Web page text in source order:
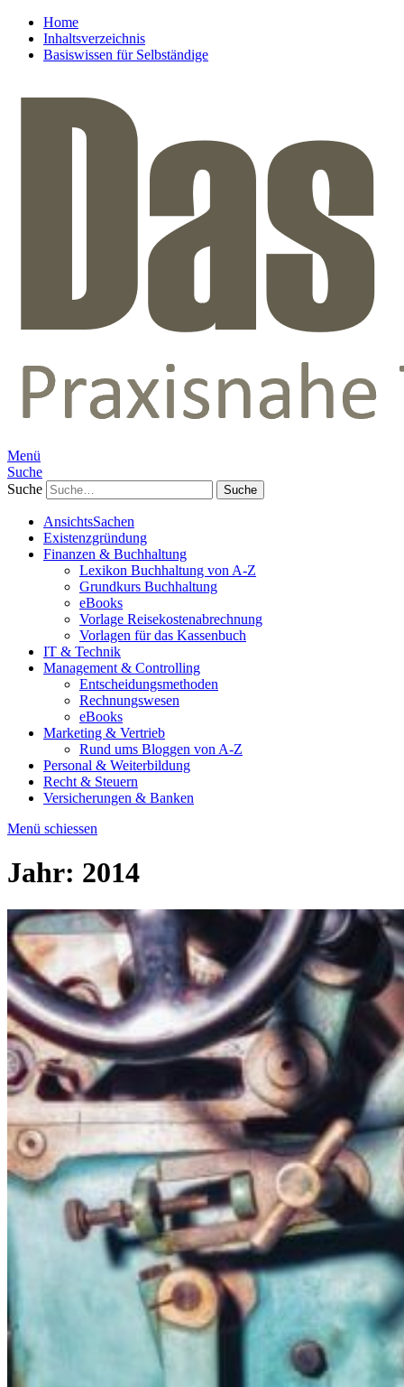
Home
Inhaltsverzeichnis
Basiswissen für Selbständige
Menü
Suche
Suche
AnsichtsSachen
Existenzgründung
Finanzen & Buchhaltung
Lexikon Buchhaltung von A-Z
Grundkurs Buchhaltung
eBooks
Vorlage Reisekostenabrechnung
Vorlagen für das Kassenbuch
IT & Technik
Management & Controlling
Entscheidungsmethoden
Rechnungswesen
eBooks
Marketing & Vertrieb
Rund ums Bloggen von A-Z
Personal & Weiterbildung
Recht & Steuern
Versicherungen & Banken
Menü schiessen
Jahr: 2014